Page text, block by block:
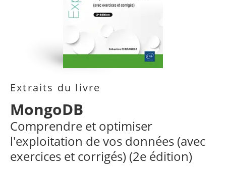
Extraits du livre
MongoDB
Comprendre et optimiser
l'exploitation de vos données (avec
exercices et corrigés) (2e édition)